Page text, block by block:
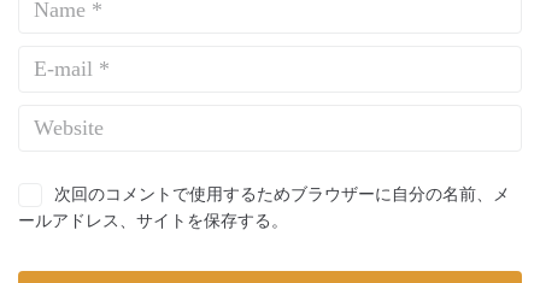
次回のコメントで使用するためブラウザーに自分の名前、メ
ールアドレス、サイトを保存する。